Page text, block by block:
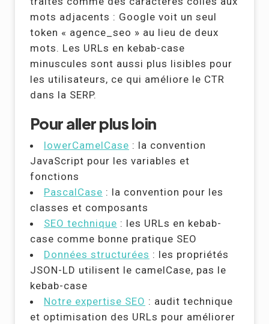
mots adjacents : Google voit un seul
token « agence_seo » au lieu de deux
mots. Les URLs en kebab-case
minuscules sont aussi plus lisibles pour
les utilisateurs, ce qui améliore le CTR
dans la SERP.
Pour aller plus loin
lowerCamelCase : la convention
JavaScript pour les variables et
fonctions
PascalCase : la convention pour les
classes et composants
SEO technique : les URLs en kebab-
case comme bonne pratique SEO
Données structurées : les propriétés
JSON-LD utilisent le camelCase, pas le
kebab-case
Notre expertise SEO : audit technique
et optimisation des URLs pour améliorer